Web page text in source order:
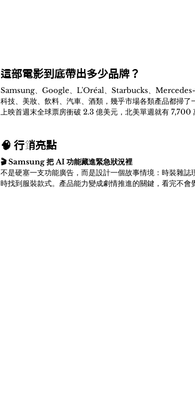
這部電影到底帶出多少品牌？
Samsung、Google、L'Oréal、Starbucks、Mercedes-
科技、美妝、飲料、汽車、酒類，幾乎市場各類產品都掃了
上映首週末全球票房衝破 2.3 億美元，北美單週就有 7,700
🧠 行銷亮點
🎬 Samsung 把 AI 功能藏進緊急狀況裡
不是硬塞一支功能廣告，而是設計一個故事情境：時裝雜
時找到服裝款式。產品能力變成劇情推進的關鍵，看完不會